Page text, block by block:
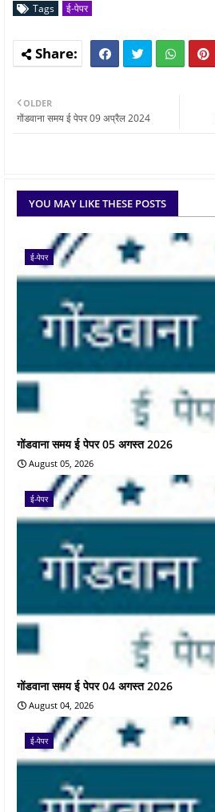
Tags ई-पेपर
OLDER
गोंडवाना समय ई पेपर 09 अप्रैल 2024
YOU MAY LIKE THESE POSTS
ई-पेपर
गोंडवाना समय ई पेपर 05 अगस्त 2026
August 05, 2026
ई-पेपर
गोंडवाना समय ई पेपर 04 अगस्त 2026
August 04, 2026
ई-पेपर